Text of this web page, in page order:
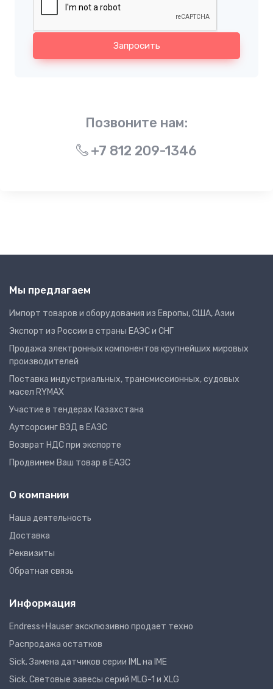
Запросить
Позвоните нам:
+7 812 209-1346
Мы предлагаем
Импорт товаров и оборудования из Европы, США, Азии
Экспорт из России в страны ЕАЭС и СНГ
Продажа электронных компонентов крупнейших мировых
производителей
Поставка индустриальных, трансмиссионных, судовых
масел RYMAX
Участие в тендерах Казахстана
Аутсорсинг ВЭД в ЕАЭС
Возврат НДС при экспорте
Продвинем Ваш товар в ЕАЭС
О компании
Наша деятельность
Доставка
Реквизиты
Обратная связь
Информация
Endress+Hauser эксклюзивно продает техно
Распродажа остатков
Sick. Замена датчиков серии IML на IME
Sick. Световые завесы серий MLG-1 и XLG